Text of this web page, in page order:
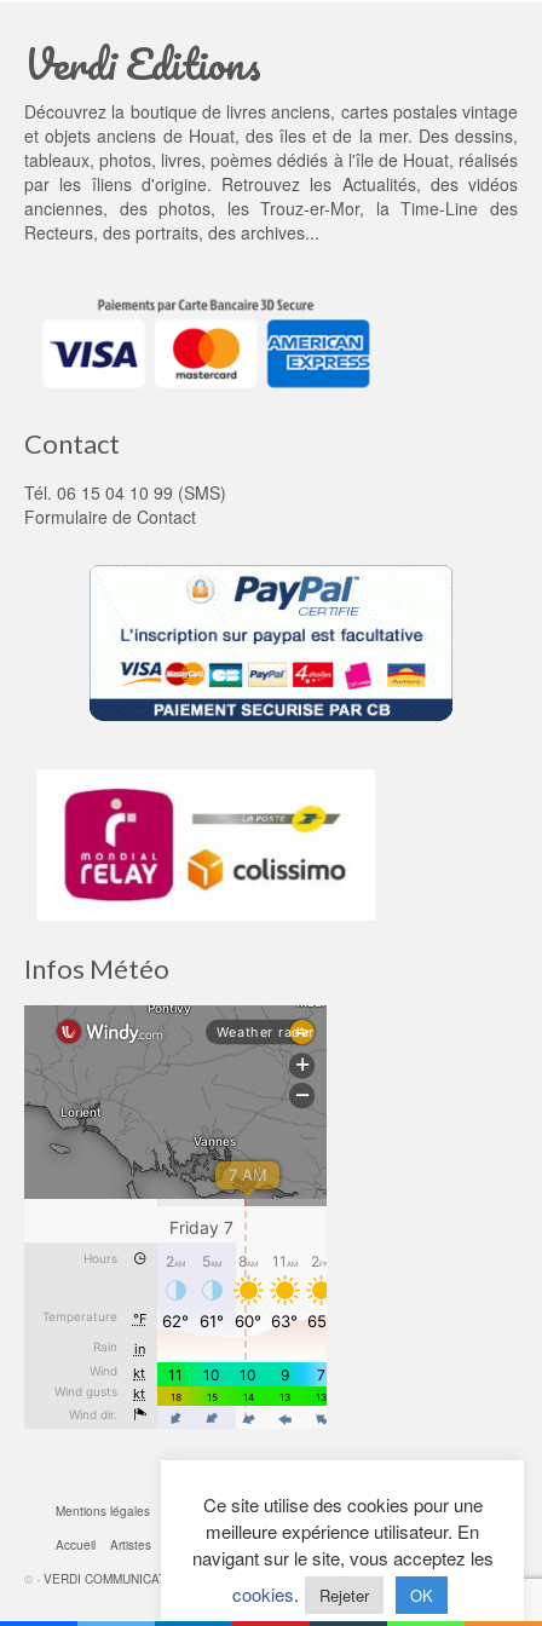
t :
5,
0
0 €.
Verdi Editions
Découvrez la boutique de livres anciens, cartes postales vintage
et objets anciens de Houat, des îles et de la mer. Des dessins,
tableaux, photos, livres, poèmes dédiés à l'île de Houat, réalisés
par les îliens d'origine. Retrouvez les Actualités, des vidéos
anciennes, desphotos, lesTrouz-er-Mor, laTime-Line des
Recteurs, des portraits, des archives...
Contact
Tél. 06 15 04 10 99 (SMS)
Formulaire de Contact
Infos Météo
Mentions légales Cookies Confidentialité Plan du site
Contact
Accueil
Artistes Actualités Boutique
Mon Compte
© - VERDI COMMUNICATION
Ce site utilise des cookies pour une
meilleure expérience utilisateur. En
navigant sur le site, vous acceptez les
cookies. Rejeter OK